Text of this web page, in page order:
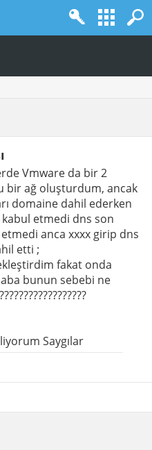
Vmware da bir 2
bir ağ oluşturdum, ancak
domaine dahil ederken
kabul etmedi dns son
anca xxxx girip dns
etti ;
fakat onda
bunun sebebi ne
Saygılar